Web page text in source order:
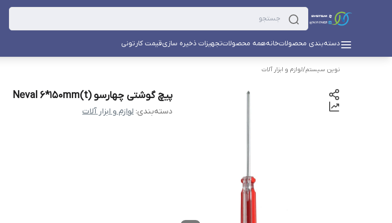
دسته‌بندی محصولاتخانههمه محصولاتتجهیزات ذخیره سازیقیمت کارتونی
نوین سیستم/لوازم و ابزار آلات
پیچ گوشتی چهارسو Neval 6*150mm(t)
دسته‌بندی: لوازم و ابزار آلات